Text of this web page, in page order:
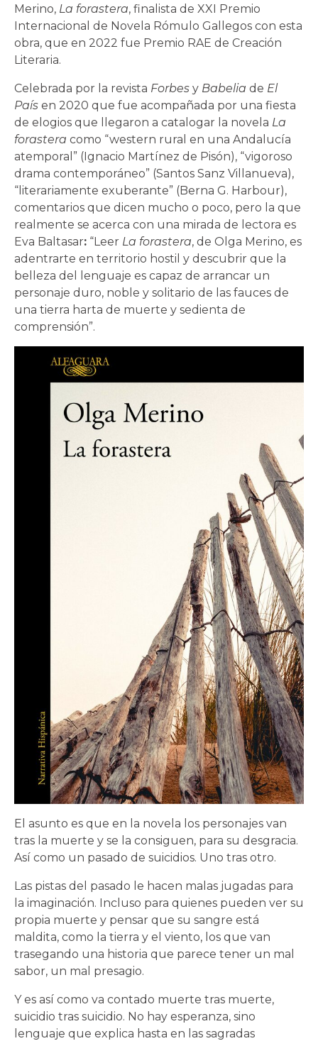
Merino, La forastera, finalista de XXI Premio
Internacional de Novela Rómulo Gallegos con esta
obra, que en 2022 fue Premio RAE de Creación
Literaria.
Celebrada por la revista Forbes y Babelia de El
País en 2020 que fue acompañada por una fiesta
de elogios que llegaron a catalogar la novela La
forastera como “western rural en una Andalucía
atemporal” (Ignacio Martínez de Pisón), “vigoroso
drama contemporáneo” (Santos Sanz Villanueva),
“literariamente exuberante” (Berna G. Harbour),
comentarios que dicen mucho o poco, pero la que
realmente se acerca con una mirada de lectora es
Eva Baltasar: “Leer La forastera, de Olga Merino, es
adentrarte en territorio hostil y descubrir que la
belleza del lenguaje es capaz de arrancar un
personaje duro, noble y solitario de las fauces de
una tierra harta de muerte y sedienta de
comprensión”.
El asunto es que en la novela los personajes van
tras la muerte y se la consiguen, para su desgracia.
Así como un pasado de suicidios. Uno tras otro.
Las pistas del pasado le hacen malas jugadas para
la imaginación. Incluso para quienes pueden ver su
propia muerte y pensar que su sangre está
maldita, como la tierra y el viento, los que van
trasegando una historia que parece tener un mal
sabor, un mal presagio.
Y es así como va contado muerte tras muerte,
suicidio tras suicidio. No hay esperanza, sino
lenguaje que explica hasta en las sagradas